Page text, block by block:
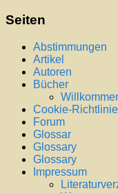
Seiten
Abstimmungen
Artikel
Autoren
Bücher
Cookie-
Forum
Glossar
Glossary
Glossary
Impressum